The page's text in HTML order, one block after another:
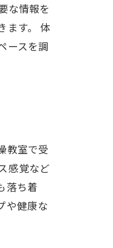
な情報を
ます。 体
ースを調
教室で受
感覚など
落ち着
や健康な